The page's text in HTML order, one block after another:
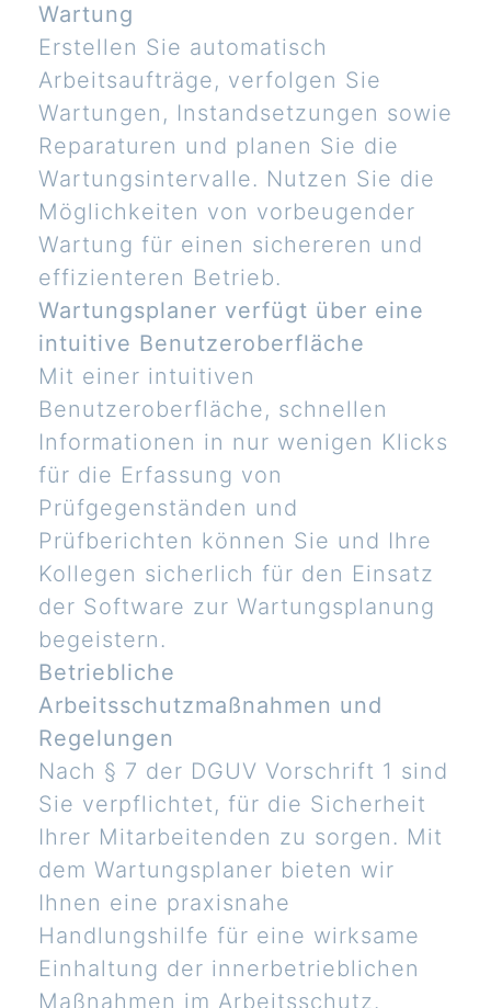
Wartung
Erstellen Sie automatisch
Arbeitsaufträge, verfolgen Sie
Wartungen, Instandsetzungen sowie
Reparaturen und planen Sie die
Wartungsintervalle. Nutzen Sie die
Möglichkeiten von vorbeugender
Wartung für einen sichereren und
effizienteren Betrieb.
Wartungsplaner verfügt über eine
intuitive Benutzeroberfläche
Mit einer intuitiven
Benutzeroberfläche, schnellen
Informationen in nur wenigen Klicks
für die Erfassung von
Prüfgegenständen und
Prüfberichten können Sie und Ihre
Kollegen sicherlich für den Einsatz
der Software zur Wartungsplanung
begeistern.
Betriebliche
Arbeitsschutzmaßnahmen und
Regelungen
Nach § 7 der DGUV Vorschrift 1 sind
Sie verpflichtet, für die Sicherheit
Ihrer Mitarbeitenden zu sorgen. Mit
dem Wartungsplaner bieten wir
Ihnen eine praxisnahe
Handlungshilfe für eine wirksame
Einhaltung der innerbetrieblichen
Maßnahmen im Arbeitsschutz.